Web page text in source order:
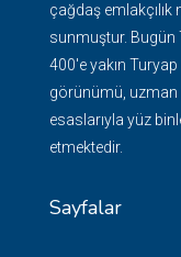
çağdaş
sunmuştur. Bugün
400'e yakın
görünümü, uzman
esaslarıyla yüz
etmektedir.
Sayfalar